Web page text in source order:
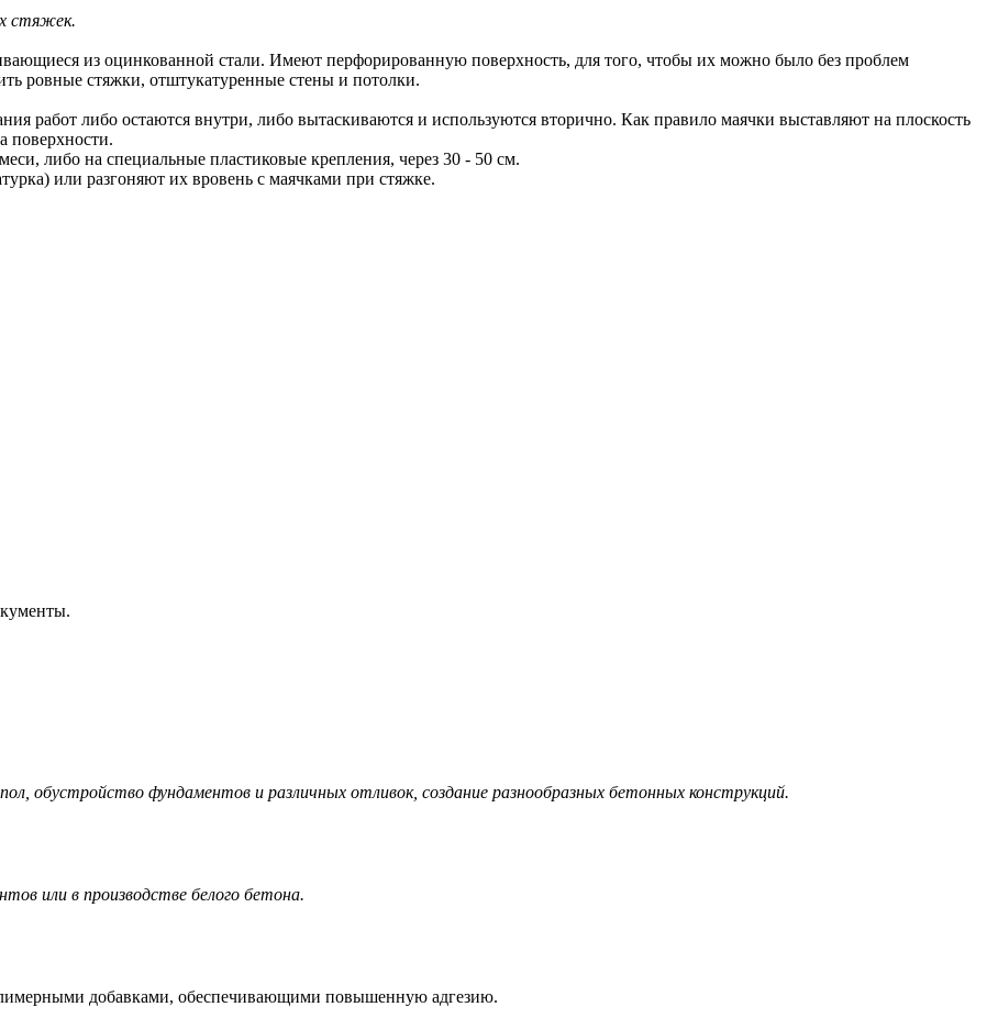
стяжек.
из оцинкованной стали. Имеют перфорированную поверхность, для того, чтобы их можно было без проблем
ровные стяжки, отштукатуренные стены и потолки.
работ либо остаются внутри, либо вытаскиваются и используются вторично. Как правило маячки выставляют на плоскость
поверхности.
либо на специальные пластиковые крепления, через 30 - 50 см.
или разгоняют их вровень с маячками при стяжке.
обустройство фундаментов и различных отливок, создание разнообразных бетонных конструкций.
или в производстве белого бетона.
добавками, обеспечивающими повышенную адгезию.